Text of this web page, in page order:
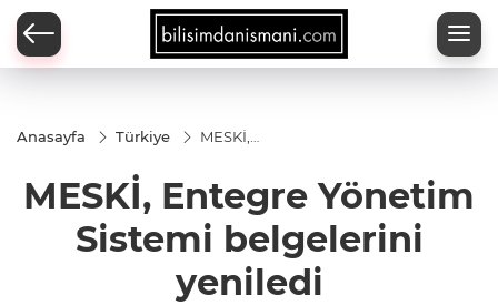
Anasayfa Türkiye
MESKİ,
Sistemi
belgelerini
yeniledi
MESKİ, Entegre Yönetim
Sistemi belgelerini
yeniledi